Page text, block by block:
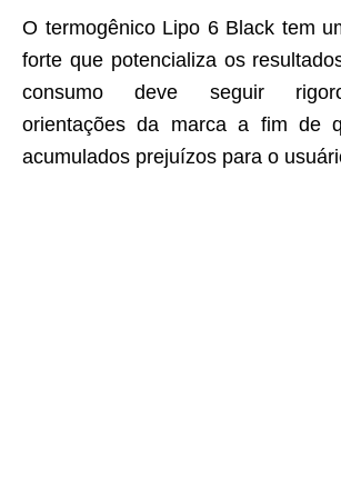
O termogênico Lipo 6 Black tem
forte que potencializa os
consumo deve seguir
orientações da marca a fim de
acumulados prejuízos para o